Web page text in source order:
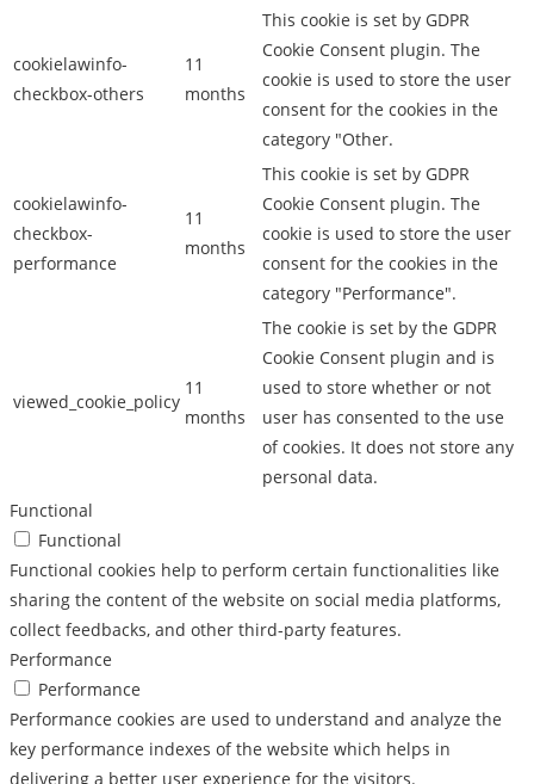
cookielawinfo-
checkbox-others
11
months
This cookie is set by GDPR
Cookie Consent plugin. The
cookie is used to store the user
consent for the cookies in the
category "Other.
cookielawinfo-
checkbox-
performance
11
months
This cookie is set by GDPR
Cookie Consent plugin. The
cookie is used to store the user
consent for the cookies in the
category "Performance".
viewed_cookie_policy
11
months
The cookie is set by the GDPR
Cookie Consent plugin and is
used to store whether or not
user has consented to the use
of cookies. It does not store any
personal data.
Functional
Functional
Functional cookies help to perform certain functionalities like
sharing the content of the website on social media platforms,
collect feedbacks, and other third-party features.
Performance
Performance
Performance cookies are used to understand and analyze the
key performance indexes of the website which helps in
delivering a better user experience for the visitors.